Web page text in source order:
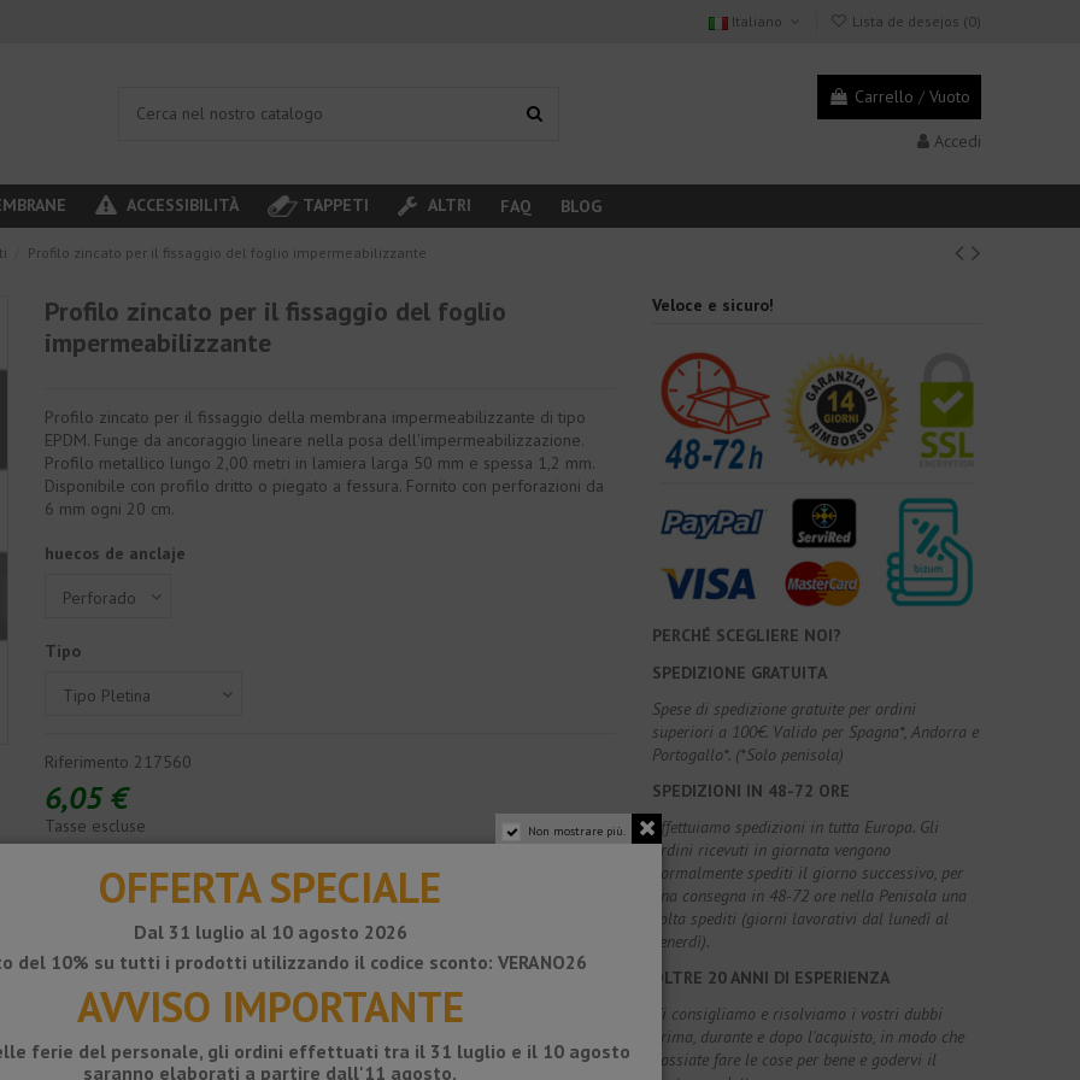
Italiano Lista de desejos (0)
Carrello / Vuoto
Accedi
ACCESSIBILITÀ TAPPETI ALTRI FAQ BLOG
Profilo zincato per il fissaggio del foglio impermeabilizzante
Profilo zincato per il fissaggio del foglio
impermeabilizzante
Profilo zincato per il fissaggio della membrana impermeabilizzante di tipo
EPDM. Funge da ancoraggio lineare nella posa dell'impermeabilizzazione.
Profilo metallico lungo 2,00 metri in lamiera larga 50 mm e spessa 1,2 mm.
Disponibile con profilo dritto o piegato a fessura. Fornito con perforazioni da
6 mm ogni 20 cm.
huecos de anclaje
Tipo
Riferimento 217560
6,05 €
Tasse escluse
Aggiungi al carrello
Veloce e sicuro!
PERCHÉ SCEGLIERE NOI?
SPEDIZIONE GRATUITA
Spese di spedizione gratuite per ordini
superiori a 100€. Valido per Spagna*, Andorra e
Portogallo*. (*Solo penisola)
SPEDIZIONI IN 48-72 ORE
Effettuiamo spedizioni in tutta Europa. Gli
ordini ricevuti in giornata vengono
normalmente spediti il giorno successivo, per
una consegna in 48-72 ore nella Penisola una
volta spediti (giorni lavorativi dal lunedì al
venerdì).
OLTRE 20 ANNI DI ESPERIENZA
Vi consigliamo e risolviamo i vostri dubbi
prima, durante e dopo l'acquisto, in modo che
possiate fare le cose per bene e godervi il
Non mostrare più.
OFFERTA SPECIALE
Dal 31 luglio al 10 agosto 2026
del 10% su tutti i prodotti utilizzando il codice sconto: VERANO26
AVVISO IMPORTANTE
ferie del personale, gli ordini effettuati tra il 31 luglio e il 10 agosto
saranno elaborati a partire dall'11 agosto.